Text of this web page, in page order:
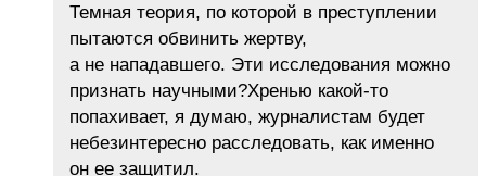
Темная теория, по которой в преступлении
пытаются обвинить жертву,
а не нападавшего. Эти исследования можно
признать научными?Хренью какой-то
попахивает, я думаю, журналистам будет
небезинтересно расследовать, как именно
он ее защитил.